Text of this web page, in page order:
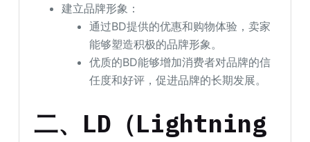
建立品牌形象：
通过BD提供的优惠和购物体验，卖家
能够塑造积极的品牌形象。
优质的BD能够增加消费者对品牌的信
任度和好评，促进品牌的长期发展。
二、LD（Lightning